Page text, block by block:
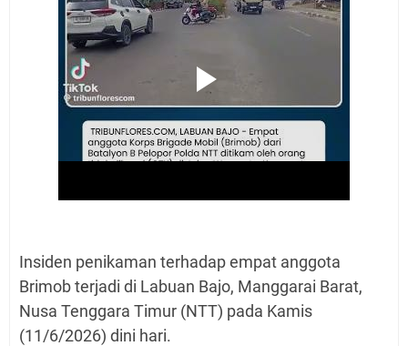
Insiden penikaman terhadap empat anggota
Brimob terjadi di Labuan Bajo, Manggarai Barat,
Nusa Tenggara Timur (NTT) pada Kamis
(11/6/2026) dini hari.